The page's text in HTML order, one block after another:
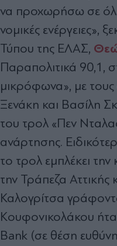
να προχωρήσω σε
νομικές ενέργειες»,
Τύπου της ΕΛΑΣ,
Παραπολιτικά 90,1,
μικρόφωνα», με
Ξενάκη και Βασίλη
του τρολ «Πεν
ανάρτησης.
το τρολ εμπλέκει
την Τράπεζα Αττικής
Καλογρίτσα
Κουφονικολάκου
Bank (σε θέση